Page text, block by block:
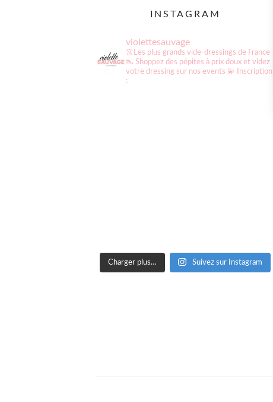
INSTAGRAM
violettesauvage
👗Les plus grands vide-dressings de France
👠 Shoppez des pépites à prix doux et videz
votre dressing sur nos events 💫 Inscription
:
Charger plus… Suivez sur Instagram